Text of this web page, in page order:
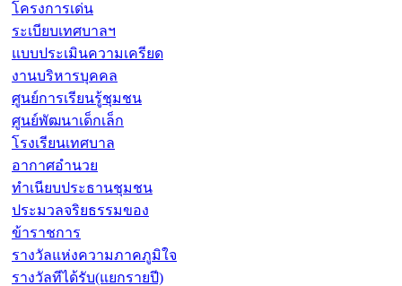
โครงการเด่น
ระเบียบเทศบาลฯ
แบบประเมินความเครียด
งานบริหารบุคคล
ศูนย์การเรียนรู้ชุมชน
ศูนย์พัฒนาเด็กเล็ก
โรงเรียนเทศบาล
อากาศอำนวย
ทำเนียบประธานชุมชน
ประมวลจริยธรรมของ
ข้าราชการ
รางวัลแห่งความภาคภูมิใจ
รางวัลทีได้รับ(แยกรายปี)